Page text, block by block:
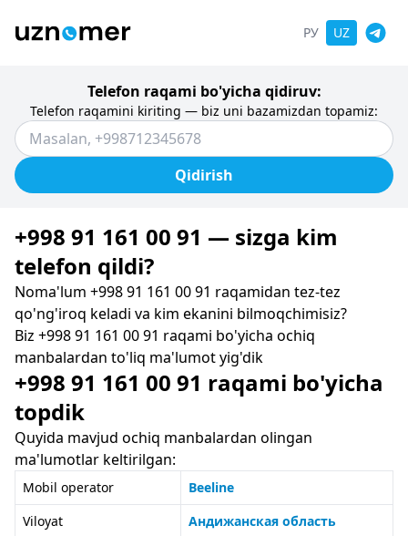
РУ UZ
Telefon raqami bo'yicha qidiruv:
Telefon raqamini kiriting — biz uni bazamizdan topamiz:
Qidirish
+998 91 161 00 91 — sizga kim
telefon qildi?
Noma'lum +998 91 161 00 91 raqamidan tez-tez
qo'ng'iroq keladi va kim ekanini bilmoqchimisiz?
Biz +998 91 161 00 91 raqami bo'yicha ochiq
manbalardan to'liq ma'lumot yig'dik
+998 91 161 00 91 raqami bo'yicha
topdik
Quyida mavjud ochiq manbalardan olingan
ma'lumotlar keltirilgan:
Mobil operator
Beeline
Viloyat
Андижанская область